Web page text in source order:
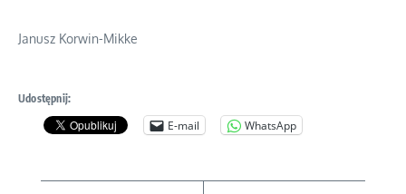
Janusz Korwin-Mikke
Udostępnij:
E-mail WhatsApp